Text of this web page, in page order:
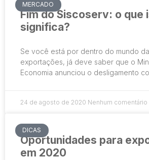
MERCADO
Fim do Siscoserv: o que
significa?
Se você está por dentro do mundo
exportações, já deve saber que o
Economia anunciou o desligamento
24 de agosto de 2020 Nenhum comentário
DICAS
Oportunidades para
em 2020